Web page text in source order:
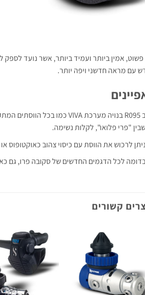
אמין ביותר ועמיד ביותר, אשר נועד לספק
עם מראה חדשני ויפה יותר.
"פרי פלואו", לקלות נשימה.
ניתן לרכוש את הווסת עם כיסוי צהוב כאוקטופוס
לכל הדגמים החדשים של סקובה פרו, גם
קשורים